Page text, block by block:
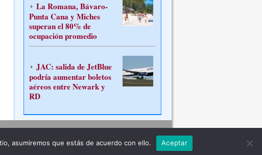
La Romana, Bávaro-
Punta Cana y Miches
superan el 80% de
ocupación promedio
JAC: salida de JetBlue
podría aumentar boletos
aéreos entre Newark y
RD
asumiremos que estás de acuerdo con ello. Aceptar